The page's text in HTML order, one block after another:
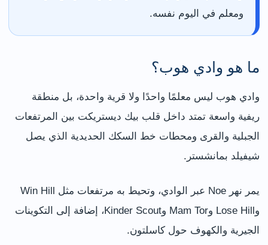
ومعلم في اليوم نفسه.
ما هو وادي هوب؟
وادي هوب ليس معلمًا واحدًا ولا قرية واحدة، بل منطقة
ريفية واسعة تمتد داخل قلب بيك ديستريكت بين المرتفعات
الجبلية والقرى ومحطات خط السكك الحديدية الذي يصل
شيفيلد بمانشستر.
يمر نهر Noe عبر الوادي، وتحيط به مرتفعات مثل Win Hill
وLose Hill وMam Tor وKinder Scout، إضافة إلى التكوينات
الجيرية والكهوف حول كاسلتون.